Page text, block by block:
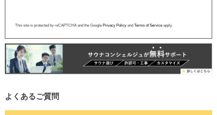
This site is protected by reCAPTCHA and the Google Privacy Policy and Terms of Service apply.
よくあるご質問